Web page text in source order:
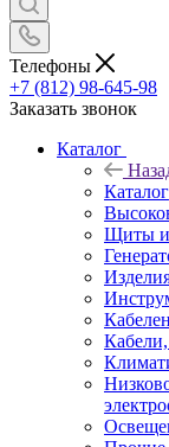
Телефоны
+7 (812) 98-645-98
Заказать звонок
Каталог
Каталог
Щиты и